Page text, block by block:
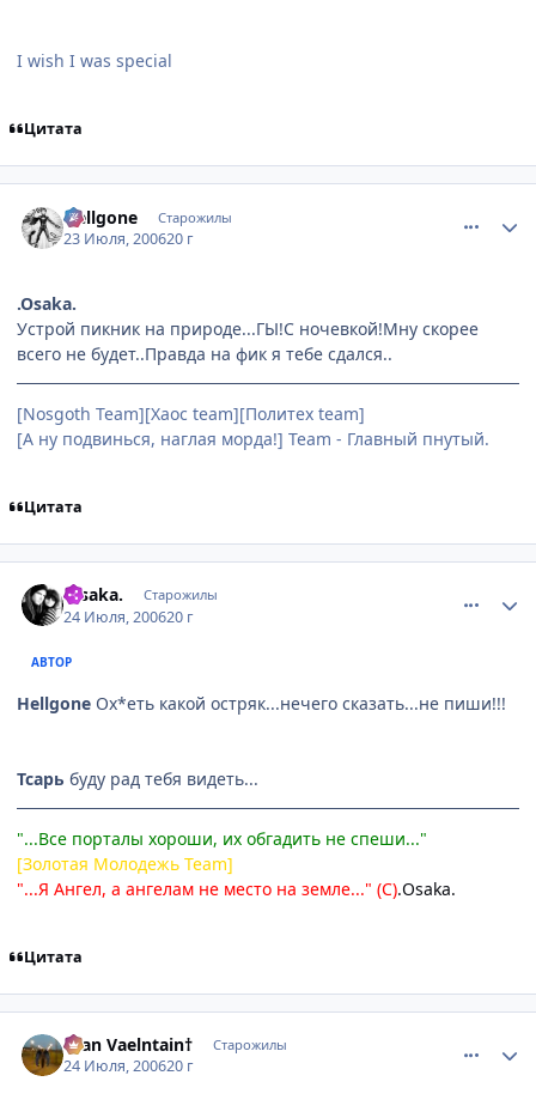
I wish I was special
Цитата
Hellgone Старожилы
23 Июля, 200620 г
.Osakа.
Устрой пикник на природе...ГЫ!С ночевкой!Мну скорее
всего не будет..Правда на фик я тебе сдался..
[Nosgoth Team][Хаос team][Политех team]
[А ну подвинься, наглая морда!] Team - Главный пнутый.
Цитата
.Osakа. Старожилы
24 Июля, 200620 г
АВТОР
Hellgone Ох*еть какой остряк...нечего сказать...не пиши!!!
Тсарь буду рад тебя видеть...
"...Все порталы хороши, их обгадить не спеши..."
[Золотая Молодежь Team]
"...Я Ангел, а ангелам не место на земле..." (С).Osaka.
Цитата
†Yan Vaelntain† Старожилы
24 Июля, 200620 г